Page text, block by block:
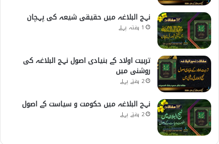
نہج البلاغہ میں حقیقی شیعہ کی پہچان
1 ہفتہ پہلے
تربیت اولاد کے بنیادی اصول نہج البلاغہ کی
روشنی میں
2 ہفتے پہلے
نہج البلاغہ میں حکومت و سیاست کے اصول
2 ہفتے پہلے